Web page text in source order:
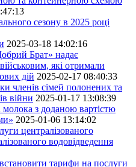
сезону в 2025 році
2025-03-18 14:02:16
Брат» надає
які отримали
дій 2025-02-17 08:40:33
членів сімей полонених та
війни 2025-01-17 13:08:39
з доданою вартістю
2025-01-06 13:14:02
централізованого
водовідведення
тарифи на послуги